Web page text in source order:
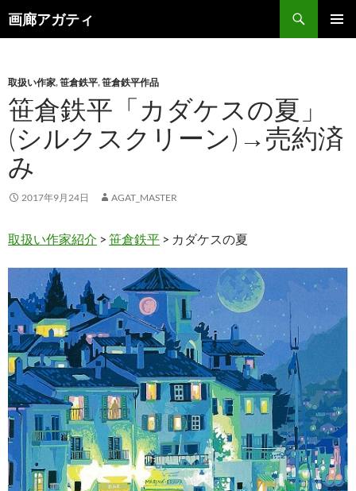
画廊アガティ
索
ン
ツ
へ
ス
キ
ッ
プ
取扱い作家,笹倉鉄平,笹倉鉄平作品
笹倉鉄平「カダケスの夏」
(シルクスクリーン)→売約済
み
2017年9月24日 AGAT_MASTER
取扱い作家紹介 > 笹倉鉄平 > カダケスの夏